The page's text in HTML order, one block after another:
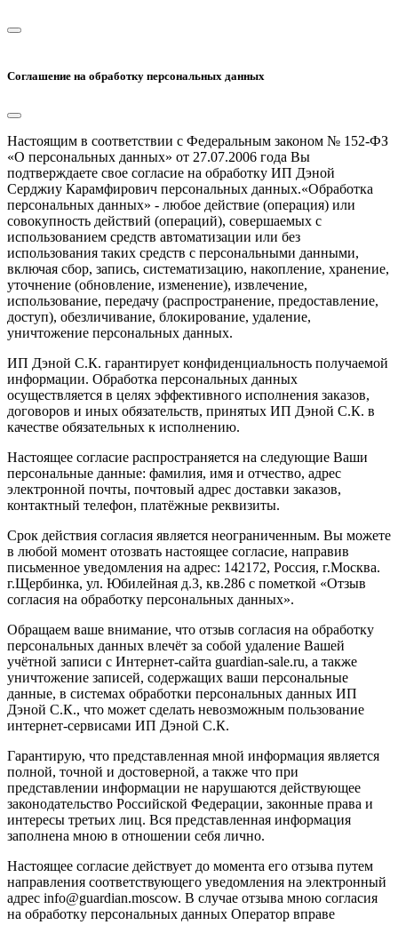
Соглашение на обработку персональных данных
Настоящим в соответствии с Федеральным законом № 152-ФЗ
«О персональных данных» от 27.07.2006 года Вы
подтверждаете свое согласие на обработку ИП Дэной
Серджиу Карамфирович персональных данных.«Обработка
персональных данных» - любое действие (операция) или
совокупность действий (операций), совершаемых с
использованием средств автоматизации или без
использования таких средств с персональными данными,
включая сбор, запись, систематизацию, накопление, хранение,
уточнение (обновление, изменение), извлечение,
использование, передачу (распространение, предоставление,
доступ), обезличивание, блокирование, удаление,
уничтожение персональных данных.
ИП Дэной С.К. гарантирует конфиденциальность получаемой
информации. Обработка персональных данных
осуществляется в целях эффективного исполнения заказов,
договоров и иных обязательств, принятых ИП Дэной С.К. в
качестве обязательных к исполнению.
Настоящее согласие распространяется на следующие Ваши
персональные данные: фамилия, имя и отчество, адрес
электронной почты, почтовый адрес доставки заказов,
контактный телефон, платёжные реквизиты.
Срок действия согласия является неограниченным. Вы можете
в любой момент отозвать настоящее согласие, направив
письменное уведомления на адрес: 142172, Россия, г.Москва.
г.Щербинка, ул. Юбилейная д.3, кв.286 с пометкой «Отзыв
согласия на обработку персональных данных».
Обращаем ваше внимание, что отзыв согласия на обработку
персональных данных влечёт за собой удаление Вашей
учётной записи с Интернет-сайта guardian-sale.ru, а также
уничтожение записей, содержащих ваши персональные
данные, в системах обработки персональных данных ИП
Дэной С.К., что может сделать невозможным пользование
интернет-сервисами ИП Дэной С.К.
Гарантирую, что представленная мной информация является
полной, точной и достоверной, а также что при
представлении информации не нарушаются действующее
законодательство Российской Федерации, законные права и
интересы третьих лиц. Вся представленная информация
заполнена мною в отношении себя лично.
Настоящее согласие действует до момента его отзыва путем
направления соответствующего уведомления на электронный
адрес info@guardian.moscow. В случае отзыва мною согласия
на обработку персональных данных Оператор вправе